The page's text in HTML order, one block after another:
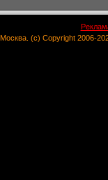
(c) Copyright 2006-